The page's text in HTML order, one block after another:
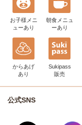
お子様メニ
ューあり
朝食メニュ
ーあり
からあげ
あり
Sukipass
販売
公式SNS